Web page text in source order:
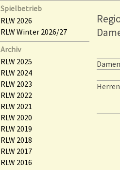
Spielbetrieb
RLW 2026
RLW Winter 2026/27
Archiv
RLW 2025
RLW 2024
RLW 2023
RLW 2022
RLW 2021
RLW 2020
RLW 2019
RLW 2018
RLW 2017
RLW 2016
Damen
Herren